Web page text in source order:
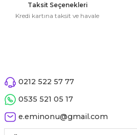
Bıyık
Taksit Seçenekleri
Kredi kartına taksit ve havale
0212 522 57 77
0535 521 05 17
e.eminonu@gmail.com